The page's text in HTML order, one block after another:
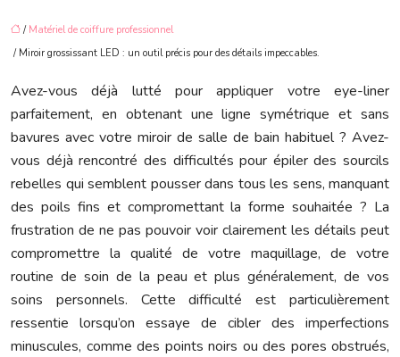
/ Matériel de coiffure professionnel
/ Miroir grossissant LED : un outil précis pour des détails impeccables.
Avez-vous déjà lutté pour appliquer votre eye-liner
parfaitement, en obtenant une ligne symétrique et sans
bavures avec votre miroir de salle de bain habituel ? Avez-
vous déjà rencontré des difficultés pour épiler des sourcils
rebelles qui semblent pousser dans tous les sens, manquant
des poils fins et compromettant la forme souhaitée ? La
frustration de ne pas pouvoir voir clairement les détails peut
compromettre la qualité de votre maquillage, de votre
routine de soin de la peau et plus généralement, de vos
soins personnels. Cette difficulté est particulièrement
ressentie lorsqu’on essaye de cibler des imperfections
minuscules, comme des points noirs ou des pores obstrués,